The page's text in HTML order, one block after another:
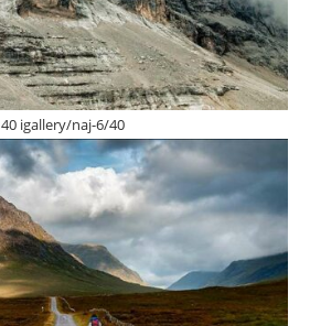
40 igallery/naj-6/40